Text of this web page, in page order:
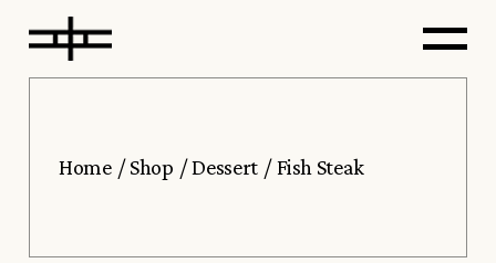
Home Shop Dessert Fish Steak